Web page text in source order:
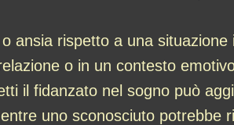
ansia rispetto a una
o in un contesto
il fidanzato nel sogno può
uno sconosciuto potrebbe